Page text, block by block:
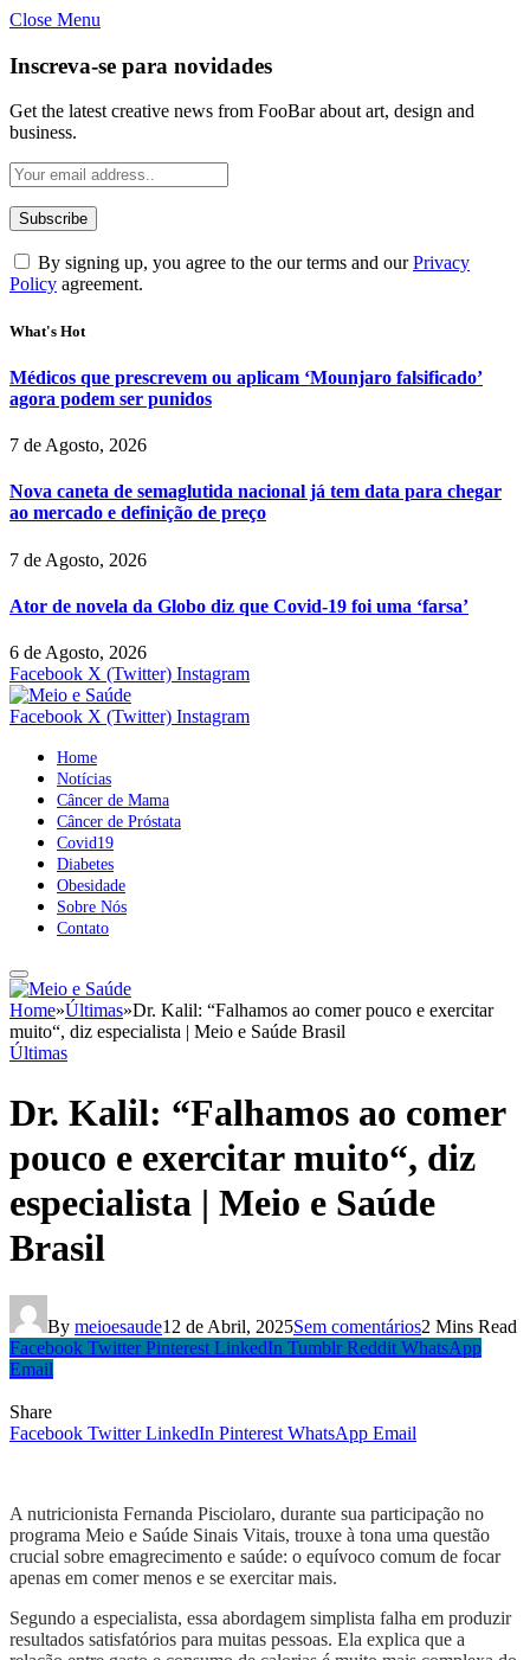
Close Menu
Inscreva-se para novidades
Get the latest creative news from FooBar about art, design and
business.
By signing up, you agree to the our terms and ourPrivacy
Policy agreement.
What's Hot
Médicos que prescrevem ou aplicam ‘Mounjaro falsificado’
agora podem ser punidos
7 de Agosto, 2026
Nova caneta de semaglutida nacional já tem data para chegar
ao mercado e definição de preço
7 de Agosto, 2026
Ator de novela da Globo diz que Covid-19 foi uma ‘farsa’
6 de Agosto, 2026
Facebook X (Twitter) Instagram
Facebook X (Twitter) Instagram
Home
Notícias
Câncer de Mama
Câncer de Próstata
Covid19
Diabetes
Obesidade
Sobre Nós
Contato
Home»Últimas»Dr. Kalil: “Falhamos ao comer pouco e exercitar
muito“, diz especialista | Meio e Saúde Brasil
Últimas
Dr. Kalil: “Falhamos ao comer
pouco e exercitar muito“, diz
especialista | Meio e Saúde
Brasil
By meioesaude12 de Abril, 2025Sem comentários2 Mins Read
Facebook Twitter Pinterest LinkedIn Tumblr Reddit WhatsApp
Email
Share
Facebook Twitter LinkedIn Pinterest WhatsApp Email
A nutricionista Fernanda Pisciolaro, durante sua participação no
programa Meio e Saúde Sinais Vitais, trouxe à tona uma questão
crucial sobre emagrecimento e saúde: o equívoco comum de focar
apenas em comer menos e se exercitar mais.
Segundo a especialista, essa abordagem simplista falha em produzir
resultados satisfatórios para muitas pessoas. Ela explica que a